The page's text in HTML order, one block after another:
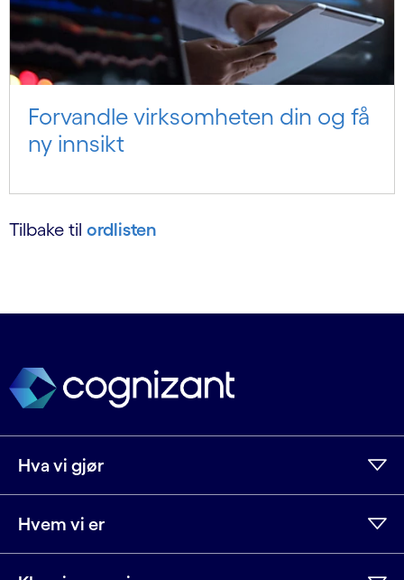
Forvandle virksomheten din og få
ny innsikt
Tilbake til ordlisten
Hva vi gjør
Hvem vi er